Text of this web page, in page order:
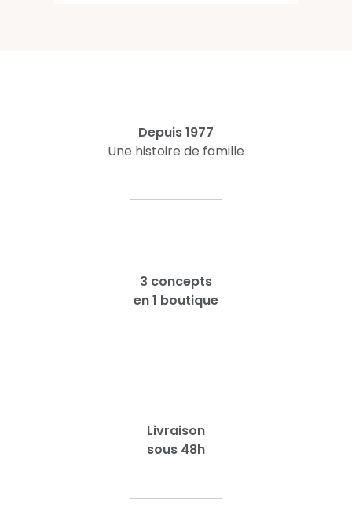
Depuis 1977
Une histoire de famille
3 concepts
en 1 boutique
Livraison
sous 48h